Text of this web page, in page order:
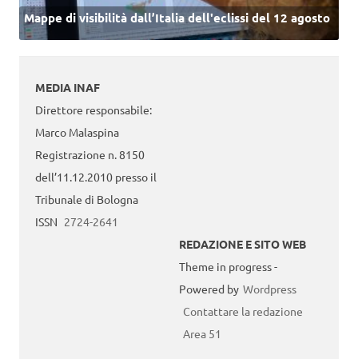
Mappe di visibilità dall’Italia dell'eclissi del 12 agosto
MEDIA INAF
Direttore responsabile:
Marco Malaspina
Registrazione n. 8150
dell’11.12.2010 presso il
Tribunale di Bologna
ISSN 2724-2641
REDAZIONE E SITO WEB
Theme in progress -
Powered by Wordpress
Contattare la redazione
Area 51